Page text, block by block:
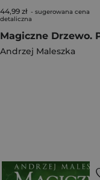
44,99 zł - sugerowana cena
detaliczna
Andrzej Maleszka